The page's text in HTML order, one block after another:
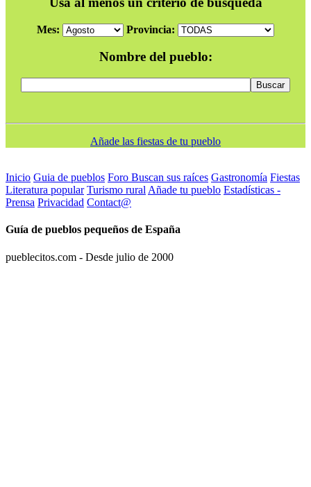
Mes: Provincia:
Nombre del pueblo:
Añade las fiestas de tu pueblo
Inicio Guia de pueblos Foro Buscan sus raíces Gastronomía Fiestas
Literatura popular Turismo rural Añade tu pueblo Estadísticas -
Prensa Privacidad Contact@
Guía de pueblos pequeños de España
pueblecitos.com - Desde julio de 2000